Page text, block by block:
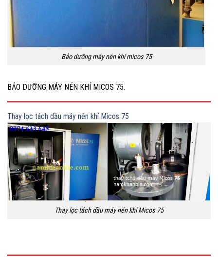
Bảo dưỡng máy nén khí micos 75
BẢO DƯỠNG MÁY NÉN KHÍ MICOS 75.
Thay lọc tách dầu máy nén khí Micos 75
Thay lọc tách dầu máy nén khí Micos 75